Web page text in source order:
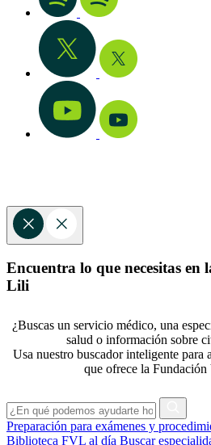
Encuentra lo que necesitas en
Lili
¿Buscas un servicio médico, una
salud o información sobre
Usa nuestro buscador inteligente para
que ofrece la
Preparación para exámenes y
Biblioteca FVL al día Buscar